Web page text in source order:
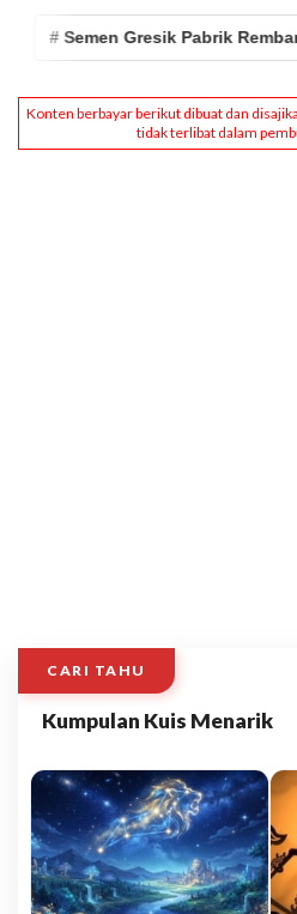
# Semen Gresik Pabrik Rembang
CARI TAHU
Kumpulan Kuis Menarik